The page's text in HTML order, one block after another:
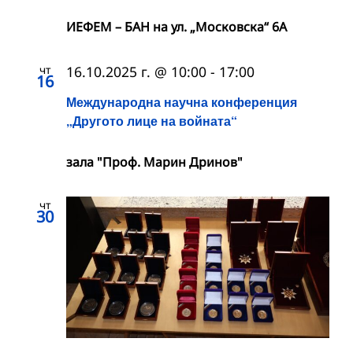
ИЕФЕМ – БАН на ул. „Московска“ 6A
чт
16
Международна научна конференция
„Другото лице на войната“
16.10.2025 г. @ 10:00 - 17:00
зала "Проф. Марин Дринов"
чт
30